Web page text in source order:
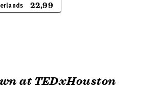
22,99
at TEDxHouston